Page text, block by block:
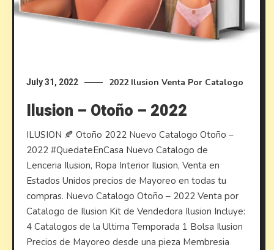
July 31, 2022 2022 Ilusion Venta Por Catalogo
Ilusion – Otoño – 2022
ILUSION 🍂 Otoño 2022 Nuevo Catalogo Otoño –
2022 #QuedateEnCasa Nuevo Catalogo de
Lenceria Ilusion, Ropa Interior Ilusion, Venta en
Estados Unidos precios de Mayoreo en todas tu
compras. Nuevo Catalogo Otoño – 2022 Venta por
Catalogo de Ilusion Kit de Vendedora Ilusion Incluye:
4 Catalogos de la Ultima Temporada 1 Bolsa Ilusion
Precios de Mayoreo desde una pieza Membresia